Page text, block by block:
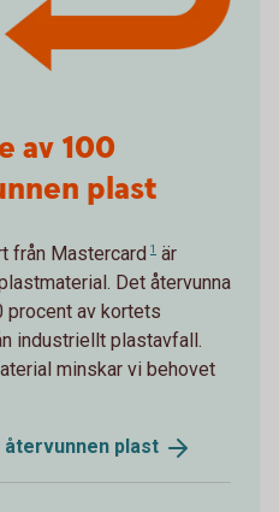
av 100
plast
från Mastercard 1 är
Det återvunna
procent av kortets
industriellt plastavfall.
minskar vi behovet
plast